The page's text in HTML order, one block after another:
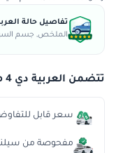
تفاصيل حالة
الملخص, جسم
تتضمن العربية دي 4 مزايا
سعر قابل
مفحوصة من